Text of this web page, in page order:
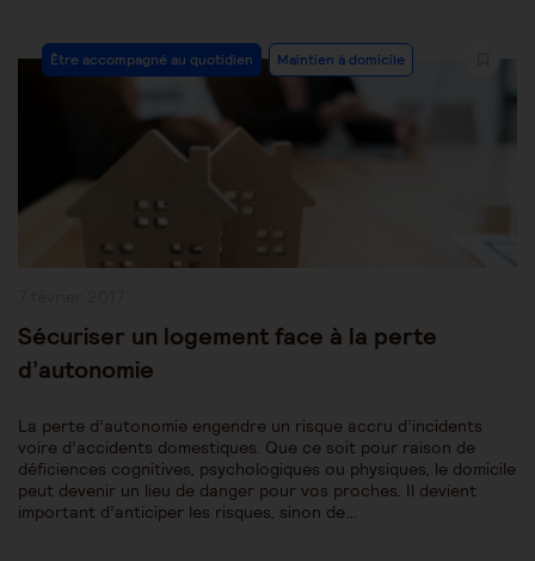
Post
Category:
Être accompagné au quotidien Maintien à domicile
Sécuriser un logement face à la perte
d’autonomie
La perte d’autonomie engendre un risque accru d’incidents
voire d’accidents domestiques. Que ce soit pour raison de
déficiences cognitives, psychologiques ou physiques, le domicile
peut devenir un lieu de danger pour vos proches. Il devient
important d’anticiper les risques, sinon de…